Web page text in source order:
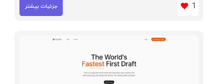
1 جزئیات بیشتر